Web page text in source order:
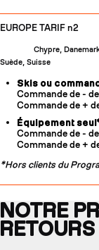
EUROPE TARIF n2
Chypre,
Suède, Suisse
Skis ou
Commande de -
Commande de +
Équipement
Commande de -
Commande de +
*Hors clients du
NOTRE
RETOURS